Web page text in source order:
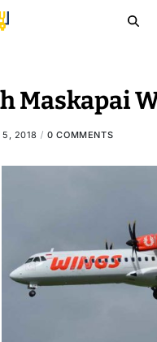
Maskapai
5, 2018 0 COMMENTS